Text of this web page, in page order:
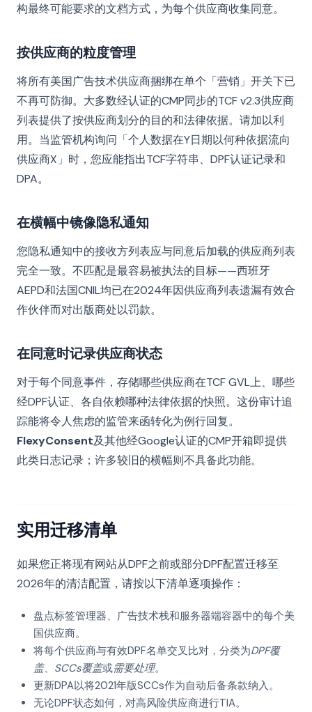
构最终可能要求的文档方式，为每个供应商收集同意。
按供应商的粒度管理
将所有美国广告技术供应商捆绑在单个「营销」开关下已
不再可防御。大多数经认证的CMP同步的TCF v2.3供应商
列表提供了按供应商划分的目的和法律依据。请加以利
用。当监管机构询问「个人数据在Y日期以何种依据流向
供应商X」时，您应能指出TCF字符串、DPF认证记录和
DPA。
在横幅中镜像隐私通知
您隐私通知中的接收方列表应与同意后加载的供应商列表
完全一致。不匹配是最容易被执法的目标——西班牙
AEPD和法国CNIL均已在2024年因供应商列表遗漏有效合
作伙伴而对出版商处以罚款。
在同意时记录供应商状态
对于每个同意事件，存储哪些供应商在TCF GVL上、哪些
经DPF认证、各自依赖哪种法律依据的快照。这份审计追
踪能将令人焦虑的监管来函转化为例行回复。
FlexyConsent及其他经Google认证的CMP开箱即提供
此类日志记录；许多较旧的横幅则不具备此功能。
实用迁移清单
如果您正将现有网站从DPF之前或部分DPF配置迁移至
2026年的清洁配置，请按以下清单逐项操作：
盘点标签管理器、广告技术栈和服务器端容器中的每个美
国供应商。
将每个供应商与有效DPF名单交叉比对，分类为DPF覆
盖、 SCCs覆盖或需要处理。
更新DPA以将2021年版SCCs作为自动后备条款纳入。
无论DPF状态如何，对高风险供应商进行TIA。